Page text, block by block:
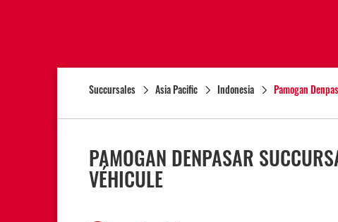
Succursales Asia Pacific Indonesia Pamogan
PAMOGAN DENPASAR
VÉHICULE